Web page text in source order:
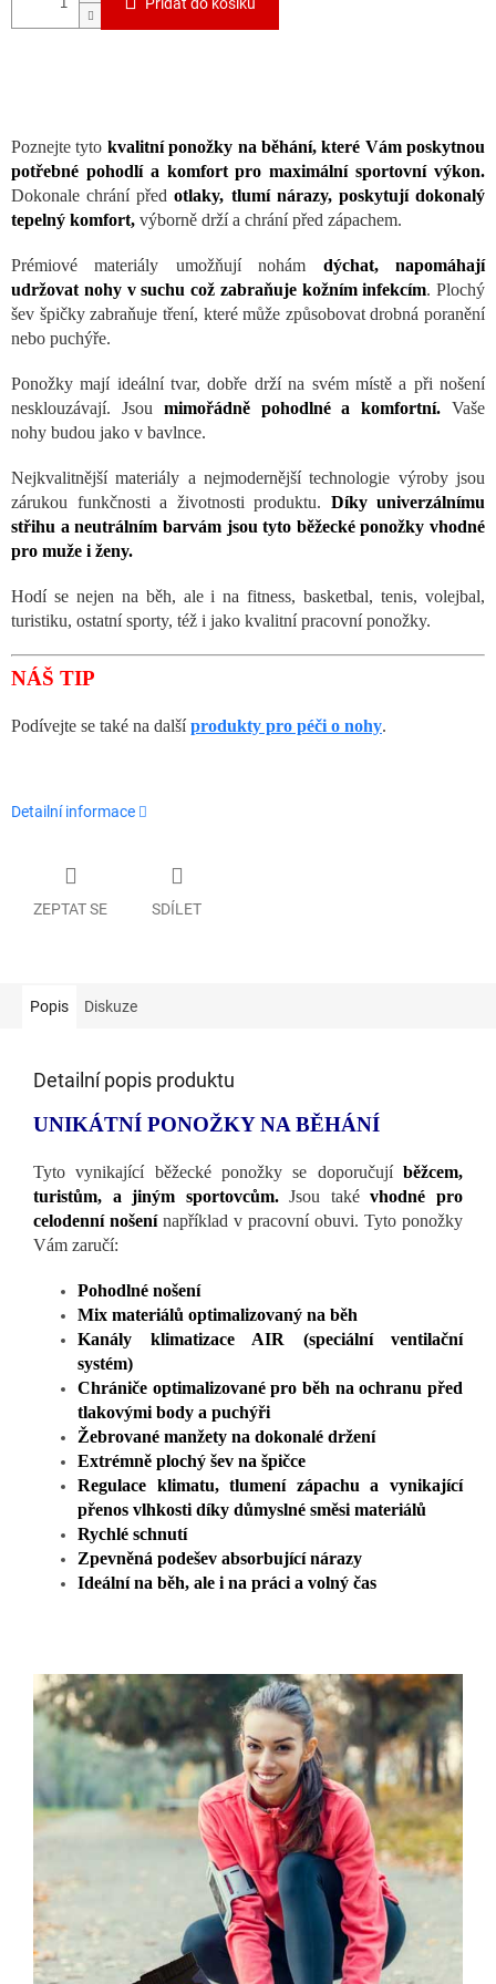
Přidat do košíku
Poznejte tyto kvalitní ponožky na běhání, které Vám poskytnou
potřebné pohodlí a komfort pro maximální sportovní výkon.
Dokonale chrání předotlaky, tlumí nárazy, poskytují dokonalý
tepelný komfort, výborně drží a chrání před zápachem.
Prémiové materiály umožňují nohám dýchat, napomáhají
udržovat nohy v suchu což zabraňuje kožním infekcím. Plochý
šev špičky zabraňuje tření, které může způsobovat drobná poranění
nebo puchýře.
Ponožky mají ideální tvar, dobře drží na svém místě a při nošení
nesklouzávají. Jsou mimořádně pohodlné a komfortní. Vaše
nohy budou jako v bavlnce.
Nejkvalitnější materiály a nejmodernější technologie výroby jsou
zárukou funkčnosti a životnosti produktu. Díky univerzálnímu
střihu a neutrálním barvám jsou tyto běžecké ponožky vhodné
pro muže i ženy.
Hodí se nejen na běh, ale i na fitness, basketbal, tenis, volejbal,
turistiku, ostatní sporty, též i jako kvalitní pracovní ponožky.
NÁŠ TIP
Podívejte se také na dalšíprodukty pro péči o nohy.
Detailní informace
ZEPTAT SE SDÍLET
Popis Diskuze
Detailní popis produktu
UNIKÁTNÍ PONOŽKY NA BĚHÁNÍ
Tyto vynikající běžecké ponožky se doporučují běžcem,
turistům, a jiným sportovcům. Jsou takévhodné pro
celodenní nošenínapříklad v pracovní obuvi. Tyto ponožky
Vám zaručí:
Pohodlné nošení
Mix materiálů optimalizovaný na běh
Kanály klimatizace AIR (speciální ventilační
systém)
Chrániče optimalizované pro běh na ochranu před
tlakovými body a puchýři
Žebrované manžety na dokonalé držení
Extrémně plochý šev na špičce
Regulace klimatu, tlumení zápachu a vynikající
přenos vlhkosti díky důmyslné směsi materiálů
Rychlé schnutí
Zpevněná podešev absorbující nárazy
Ideální na běh, ale i na práci a volný čas